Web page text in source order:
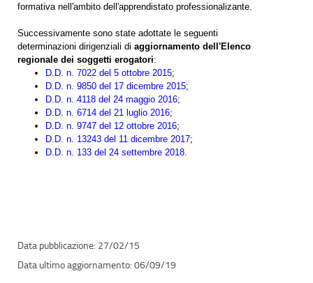
formativa nell'ambito dell'apprendistato professionalizante.
Successivamente sono state adottate le seguenti
determinazioni dirigenziali di aggiornamento dell'Elenco
regionale dei soggetti erogatori:
D.D. n. 7022 del 5 ottobre 2015;
D.D. n. 9850 del 17 dicembre 2015;
D.D. n. 4118 del 24 maggio 2016;
D.D. n. 6714 del 21 luglio 2016;
D.D. n. 9747 del 12 ottobre 2016;
D.D. n. 13243 del 11 dicembre 2017;
D.D. n. 133 del 24 settembre 2018
27/02/15
06/09/19